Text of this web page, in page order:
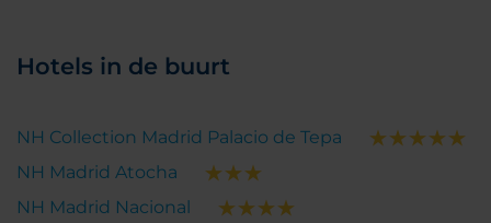
Hotels in de buurt
NH Collection Madrid Palacio de Tepa
NH Madrid Atocha
NH Madrid Nacional